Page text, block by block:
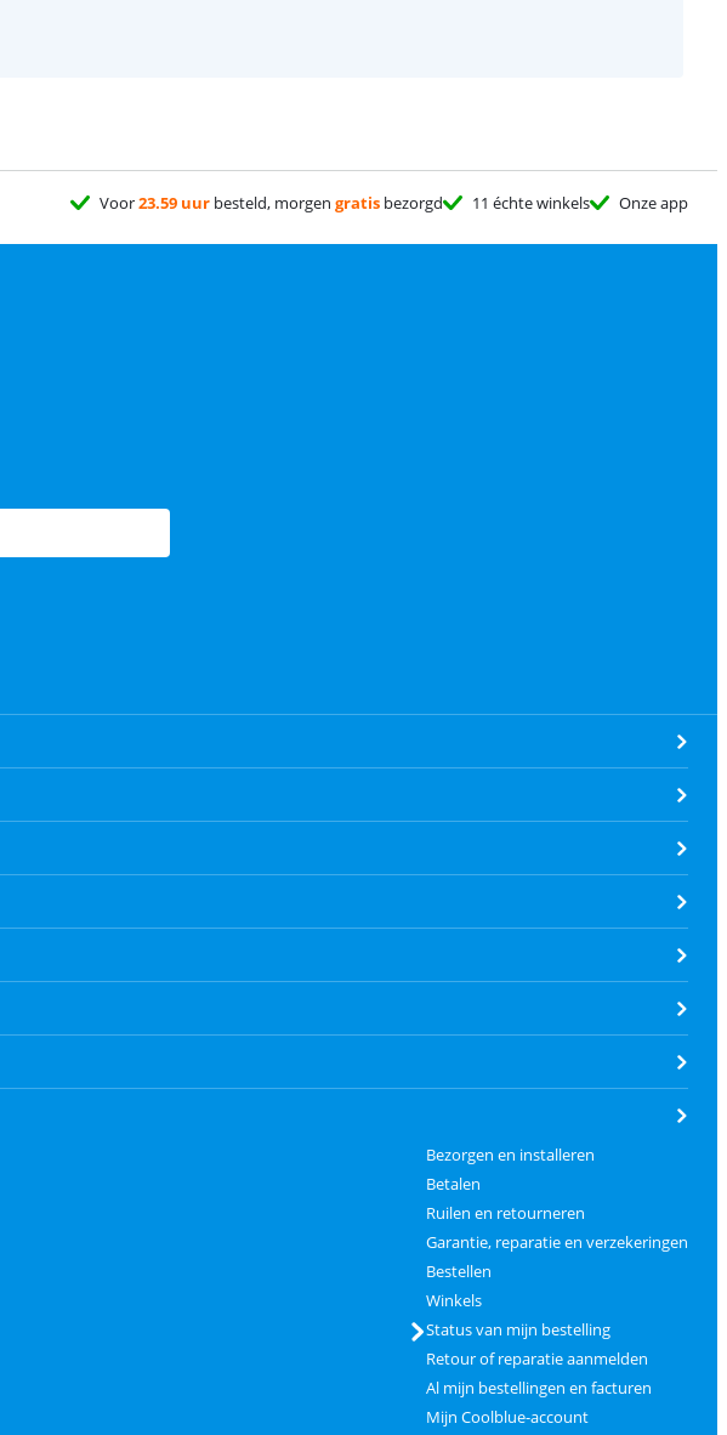
Voor23.59 uur besteld, morgen gratis bezorgd 11 échte winkels Onze app
Bezorgen en installeren
Betalen
Ruilen en retourneren
Garantie, reparatie en verzekeringen
Bestellen
Winkels
Status van mijn bestelling
Retour of reparatie aanmelden
Al mijn bestellingen en facturen
Mijn Coolblue-account